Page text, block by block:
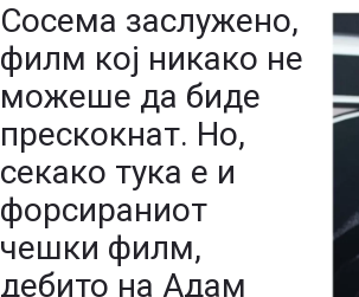
Сосема заслужено,
филм кој никако не
можеше да биде
прескокнат. Но,
секако тука е и
форсираниот
чешки филм,
дебито на Адам